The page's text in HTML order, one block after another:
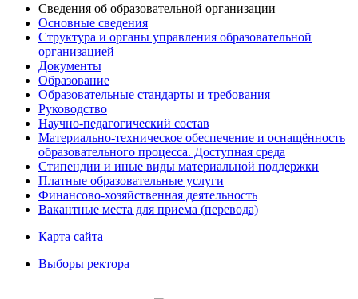
Сведения об образовательной организации
Основные сведения
Структура и органы управления образовательной
организацией
Документы
Образование
Образовательные стандарты и требования
Руководство
Научно-педагогический состав
Материально-техническое обеспечение и оснащённость
образовательного процесса. Доступная среда
Стипендии и иные виды материальной поддержки
Платные образовательные услуги
Финансово-хозяйственная деятельность
Вакантные места для приема (перевода)
Карта сайта
Выборы ректора